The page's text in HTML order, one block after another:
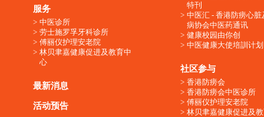
服务
中医诊所
劳士施罗孚牙科诊所
傅丽仪护理安老院
林贝聿嘉健康促进及教育中
心
最新消息
活动预告
特刊
中医汇 - 香港防痨心脏
病协会中医药通讯
健康校园由你创
中医健康大使培訓计划
社区参与
香港防痨会
香港防痨会中医诊所
傅丽仪护理安老院
林贝聿嘉健康促进及